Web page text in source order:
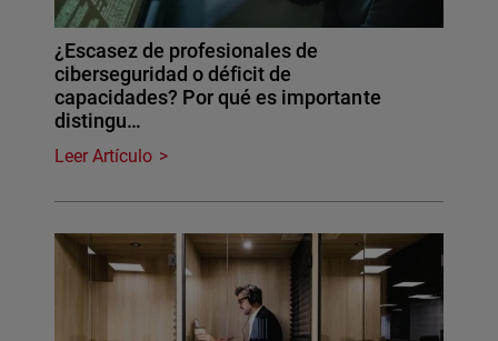
¿Escasez de profesionales de
ciberseguridad o déficit de
capacidades? Por qué es importante
distingu…
Leer Artículo